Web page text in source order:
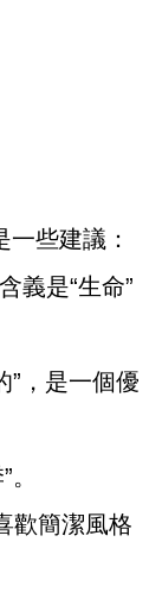
些建議：
義是“生命”
”，是一個優
歡簡潔風格